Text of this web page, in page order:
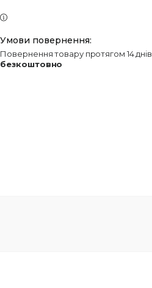
повернення товару протягом 14 днів
безкоштовно